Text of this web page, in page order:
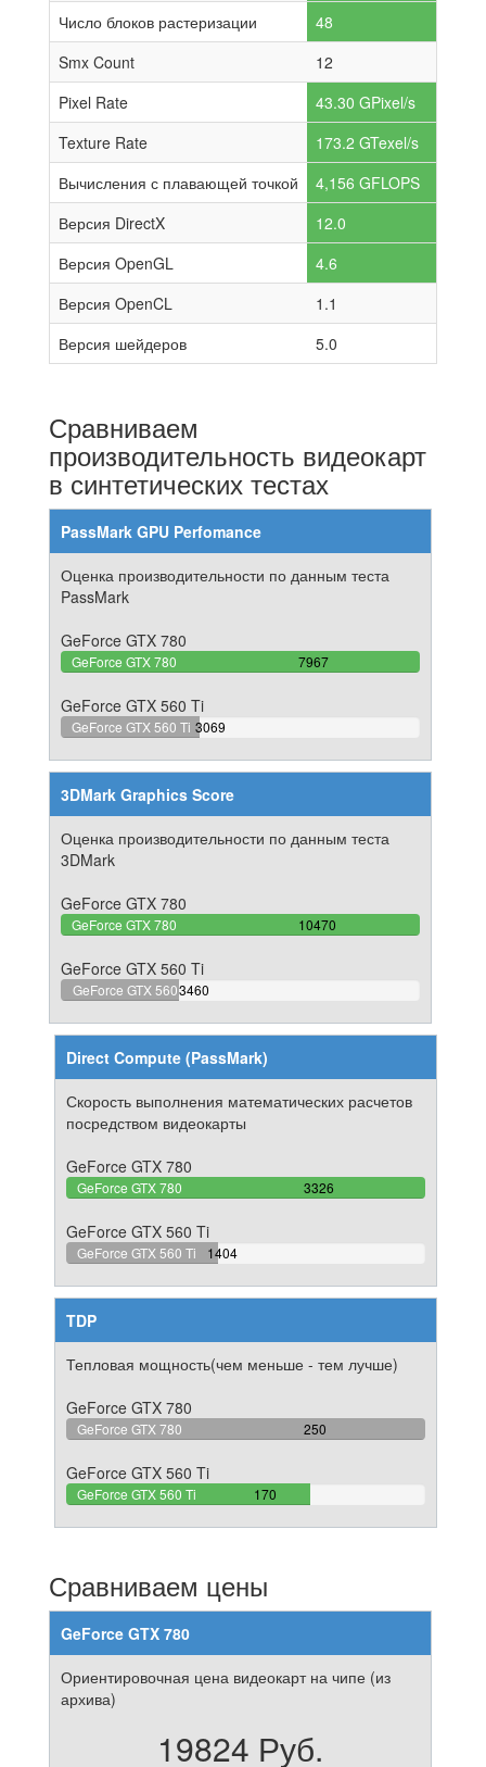
Число блоков растеризации
48
Smx Count
12
Pixel Rate
43.30 GPixel/s
Texture Rate
173.2 GTexel/s
Вычисления с плавающей точкой
4,156 GFLOPS
Версия DirectX
12.0
Версия OpenGL
4.6
Версия OpenCL
1.1
Версия шейдеров
5.0
Сравниваем
производительность видеокарт
в синтетических тестах
PassMark GPU Perfomance
Оценка производительности по данным теста
PassMark
GeForce GTX 780
GeForce GTX 780 7967
100%
GeForce GTX 560 Ti
GeForce GTX 560 Ti 3069
38.52140077821%
3DMark Graphics Score
Оценка производительности по данным теста
3DMark
GeForce GTX 780
GeForce GTX 780 10470
100%
GeForce GTX 560 Ti
GeForce GTX 5603460
33.046800382044%
Direct Compute (PassMark)
Скорость выполнения математических расчетов
посредством видеокарты
GeForce GTX 780
GeForce GTX 780 3326
100%
GeForce GTX 560 Ti
GeForce GTX 560 Ti 1404
42.212868310283%
TDP
Тепловая мощность(чем меньше - тем лучше)
GeForce GTX 780
GeForce GTX 780 250
100%
GeForce GTX 560 Ti
GeForce GTX 560 Ti 170
68%
Сравниваем цены
GeForce GTX 780
Ориентировочная цена видеокарт на чипе (из
архива)
19824 Руб.